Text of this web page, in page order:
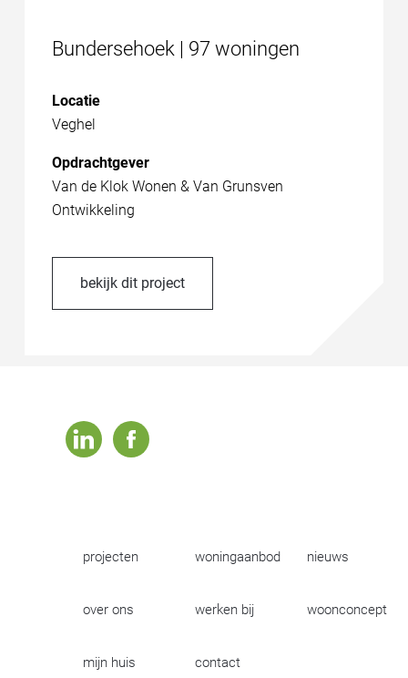
Bundersehoek | 97 woningen
Locatie
Veghel
Opdrachtgever
Van de Klok Wonen & Van Grunsven
Ontwikkeling
bekijk dit project
linkedinfacebook
projecten woningaanbod nieuws
over ons werken bij woonconcept
mijn huis contact